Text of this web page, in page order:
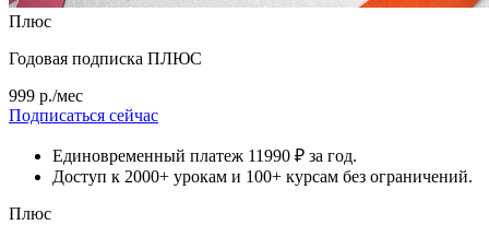
Плюс
Годовая подписка ПЛЮС
999 р./мес
Подписаться сейчас
Единовременный платеж 11990 ₽ за год.
Доступ к 2000+ урокам и 100+ курсам без ограничений.
Плюс